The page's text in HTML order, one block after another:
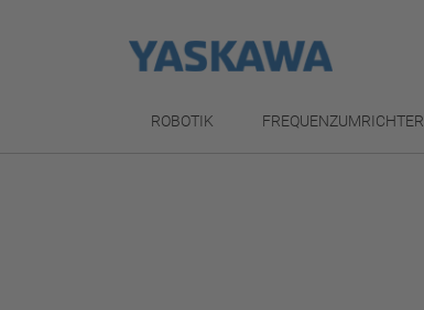
ROBOTIK FREQUENZUMRICHTER